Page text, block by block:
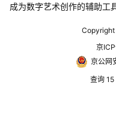
成为数字艺术创作的辅助工
京
京公网
查询